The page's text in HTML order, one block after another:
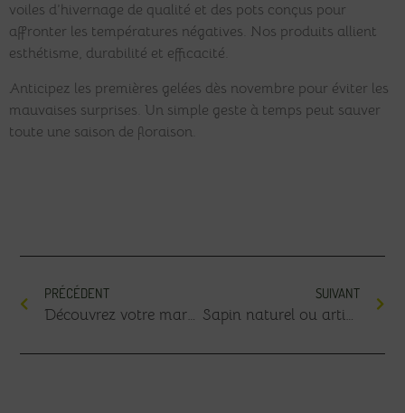
voiles d’hivernage de qualité et des pots conçus pour
affronter les températures négatives. Nos produits allient
esthétisme, durabilité et efficacité.
Anticipez les premières gelées dès novembre pour éviter les
mauvaises surprises. Un simple geste à temps peut sauver
toute une saison de floraison.
PRÉCÉDENT
Découvrez votre marché de Noël à Voglans chaque année !
SUIVANT
Sapin naturel ou artificiel : les avantages et inconvénients